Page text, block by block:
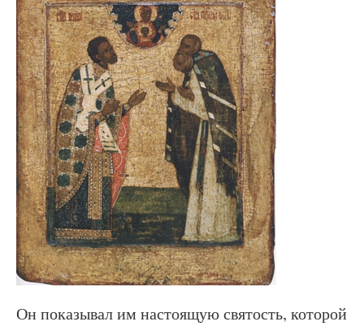
Он показывал им настоящую святость, которой